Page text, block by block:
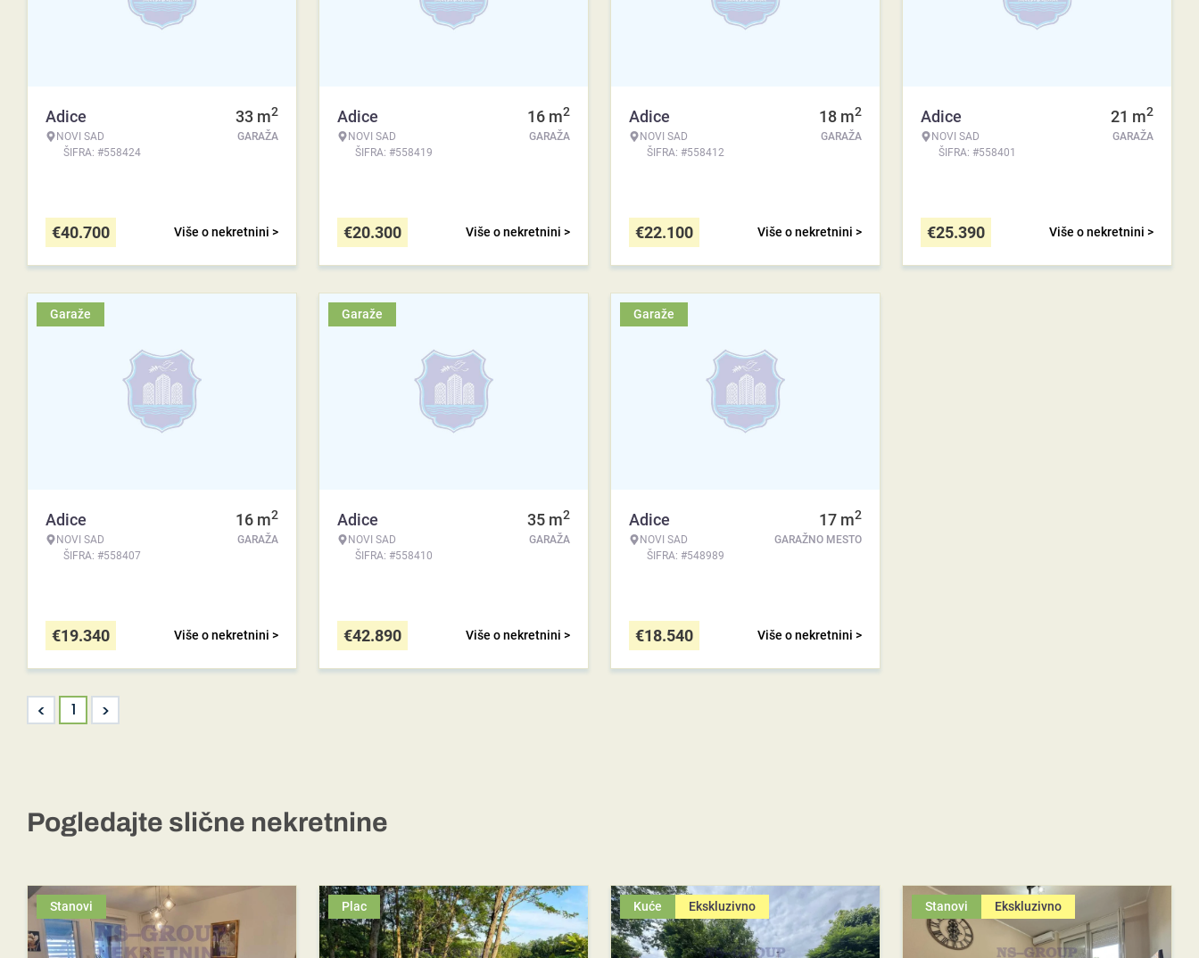
Adice
NOVI SAD
ŠIFRA: #558424
33 m2
GARAŽA
Više o nekretnini >
€40.700
Adice
NOVI SAD
ŠIFRA: #558419
16 m2
GARAŽA
Više o nekretnini >
€20.300
Adice
NOVI SAD
ŠIFRA: #558412
18 m2
GARAŽA
Više o nekretnini >
€22.100
Adice
NOVI SAD
ŠIFRA: #558401
21 m2
GARAŽA
Više o nekretnini >
€25.390
Garaže
Adice
NOVI SAD
ŠIFRA: #558407
16 m2
GARAŽA
Više o nekretnini >
€19.340
Garaže
Adice
NOVI SAD
ŠIFRA: #558410
35 m2
GARAŽA
Više o nekretnini >
€42.890
Garaže
Adice
NOVI SAD
ŠIFRA: #548989
17 m2
GARAŽNO MESTO
Više o nekretnini >
€18.540
< 1 >
Pogledajte slične nekretnine
Stanovi Plac Kuće Ekskluzivno Stanovi Ekskluzivno